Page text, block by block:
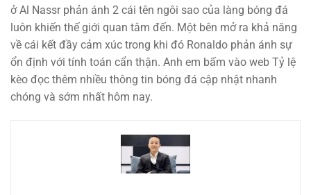
ở Al Nassr phản ánh 2 cái tên ngôi sao của làng bóng đá
luôn khiến thế giới quan tâm đến. Một bên mở ra khả năng
về cái kết đầy cảm xúc trong khi đó Ronaldo phản ánh sự
ổn định với tính toán cẩn thận. Anh em bấm vào web Tỷ lệ
kèo đọc thêm nhiều thông tin bóng đá cập nhật nhanh
chóng và sớm nhất hôm nay.